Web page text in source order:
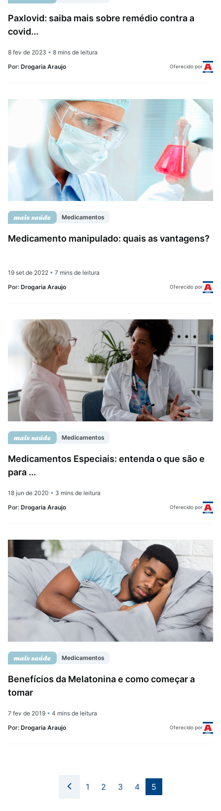
Paxlovid: saiba mais sobre remédio contra a
covid...
8 fev de 2023 • 8 mins de leitura
Por: Drogaria Araujo Oferecido por
Medicamentos
Medicamento manipulado: quais as vantagens?
19 set de 2022 • 7 mins de leitura
Por: Drogaria Araujo Oferecido por
Medicamentos
Medicamentos Especiais: entenda o que são e
para ...
18 jun de 2020 • 3 mins de leitura
Por: Drogaria Araujo Oferecido por
Medicamentos
Benefícios da Melatonina e como começar a
tomar
7 fev de 2019 • 4 mins de leitura
Por: Drogaria Araujo Oferecido por
1 2 3 4 5